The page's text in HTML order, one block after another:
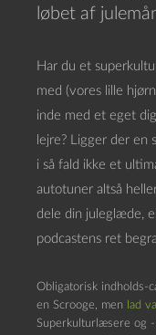
løbet af
Har du et
med (vores lille
inde med et eget
lejre? Ligger der en
i så fald ikke et
autotuner altså
dele din juleglæde,
podcastens ret
Obligatorisk indholds-
en Scrooge, men lad
Superkulturlæsere og